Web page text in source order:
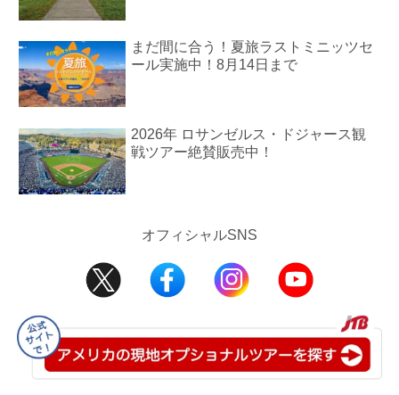
まだ間に合う！夏旅ラストミニッツセ
ール実施中！8月14日まで
2026年 ロサンゼルス・ドジャース観
戦ツアー絶賛販売中！
オフィシャルSNS